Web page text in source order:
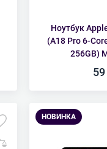
Ноутбук
(A18 Pro 6-
256GB)
НОВИНКА